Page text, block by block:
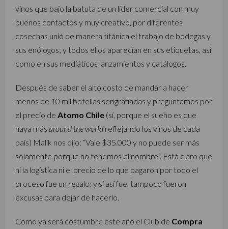
vinos que bajo la batuta de un líder comercial con muy
buenos contactos y muy creativo, por diferentes
cosechas unió de manera titánica el trabajo de bodegas y
sus enólogos; y todos ellos aparecían en sus etiquetas, así
como en sus mediáticos lanzamientos y catálogos.
Después de saber el alto costo de mandar a hacer
menos de 10 mil botellas serigrafiadas y preguntamos por
el precio de Atomo Chile (sí, porque el sueño es que
haya más around the world reflejando los vinos de cada
país) Malik nos dijo: “Vale $35.000 y no puede ser más
solamente porque no tenemos el nombre”. Está claro que
ni la logística ni el precio de lo que pagaron por todo el
proceso fue un regalo; y si así fue, tampoco fueron
excusas para dejar de hacerlo.
Como ya será costumbre este año el Club de Compra